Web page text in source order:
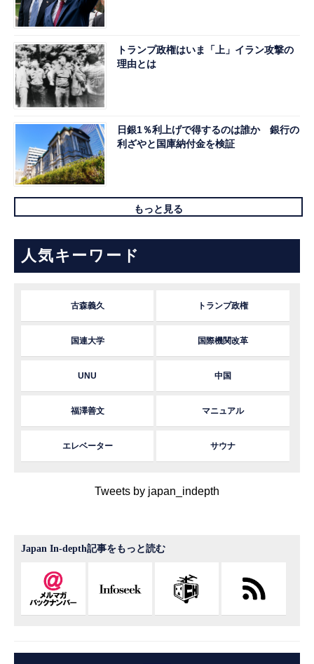
トランプ政権はいま「上」イラン攻撃の
理由とは
日銀1％利上げで得するのは誰か 銀行の
利ざやと国庫納付金を検証
もっと見る
人気キーワード
古森義久 トランプ政権
国連大学 国際機関改革
UNU 中国
福澤善文 マニュアル
エレベーター サウナ
Tweets by japan_indepth
Japan In-depth記事をもっと読む